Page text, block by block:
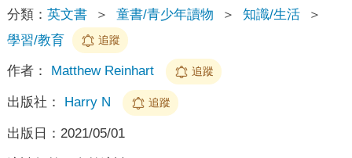
分類： 英文書 ＞ 童書/青少年讀物 ＞ 知識/生活
＞
學習/教育
追蹤
作者： Matthew Reinhart 追蹤
出版社： Harry N 追蹤
出版日： 2021/05/01